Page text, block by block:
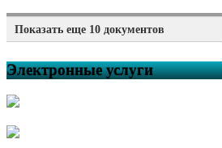
Показать еще 10 документов
поселения Гафуровский
сельсовет от 02.07.2026 № 199
Электронные услуги